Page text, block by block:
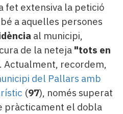
fet extensiva la petició
a aquelles persones
al municipi,
de la neteja "tots en
. Actualment, recordem,
del Pallars amb
(97), només superat
pràcticament el dobla